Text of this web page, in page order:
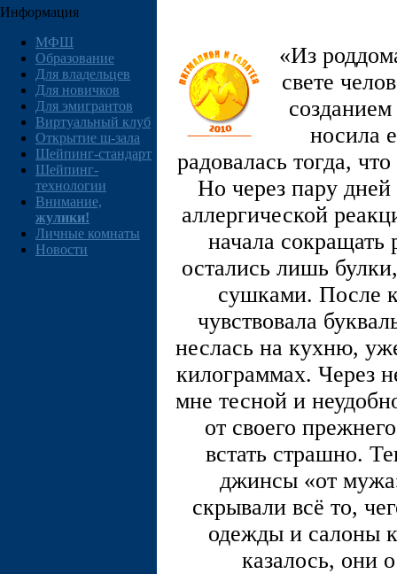
Информация
МФШ
Образование
Для владельцев
Для новичков
Для эмигрантов
Виртуальный клуб
Открытие ш-зала
Шейпинг-стандарт
Шейпинг-
технологии
Внимание,
жулики!
Личные комнаты
Новости
«Из
свете
носила
радовалась тогда,
Но через пару
аллергической
начала
остались лишь
сушками. После
чувствовала
неслась на кухню,
килограммах. Через
мне тесной и
от своего
встать страшно.
джинсы «от
скрывали всё то,
одежды и салоны
казалось, они